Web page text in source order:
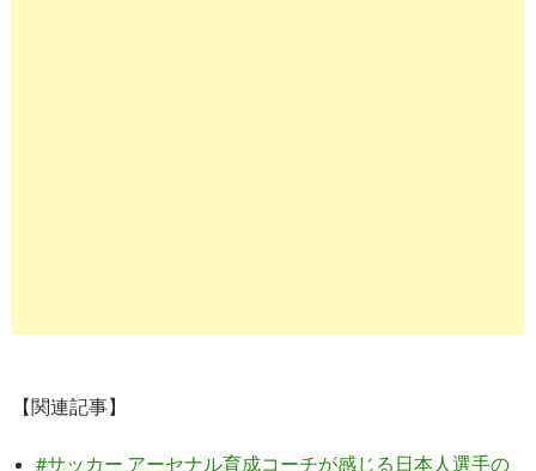
【関連記事】
#サッカー アーセナル育成コーチが感じる日本人選手の